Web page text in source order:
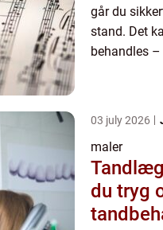
går du
stand. Det
behandles
03 july 2026
maler
Tandlæge
du tryg